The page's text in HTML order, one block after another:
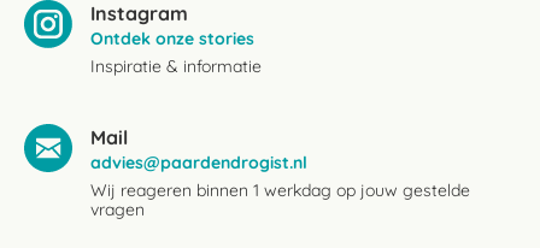
Instagram
Ontdek onze stories
Inspiratie & informatie
Mail
advies@paardendrogist.nl
Wij reageren binnen 1 werkdag op jouw gestelde
vragen